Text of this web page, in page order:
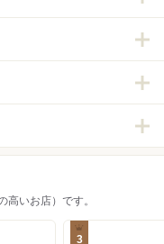
高いお店）です。
3